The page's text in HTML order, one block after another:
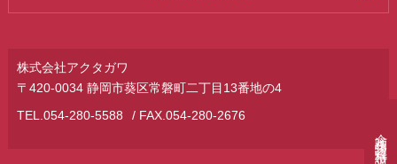
介護相談・資料請求
株式会社アクタガワ
〒420-0034 静岡市葵区常磐町二丁目13番地の4
TEL. 054-280-5588 / FAX.054-280-2676